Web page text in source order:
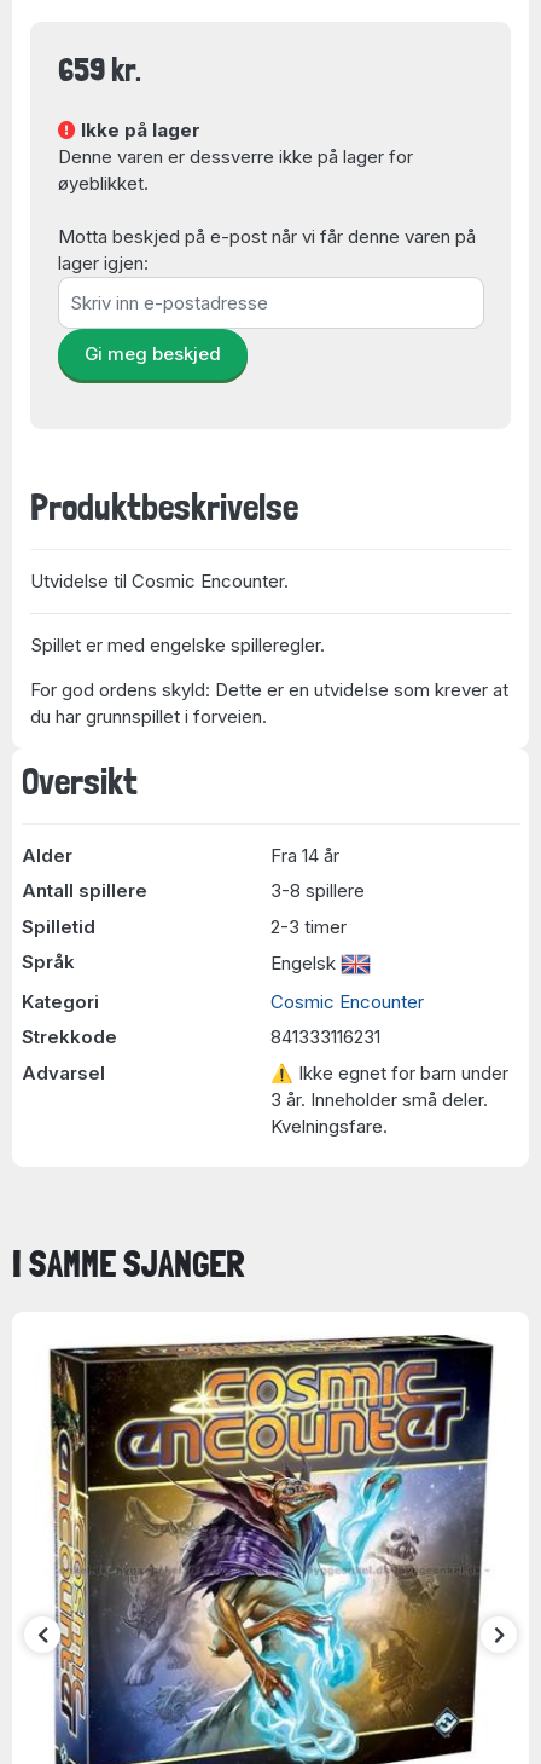
Oversikt
Alder
Fra 14 år
Antall spillere
3-8 spillere
Spilletid
2-3 timer
Språk
Engelsk
Kategori
Cosmic Encounter
Strekkode
841333116231
Advarsel
⚠ Ikke egnet for barn under
3 år. Inneholder små deler.
Kvelningsfare.
659 kr.
Ikke på lager
Denne varen er dessverre ikke på lager for
øyeblikket.
Motta beskjed på e-post når vi får denne varen på
lager igjen:
Gi meg beskjed
Produktbeskrivelse
Utvidelse til Cosmic Encounter.
Spillet er med engelske spilleregler.
For god ordens skyld: Dette er en utvidelse som krever at
du har grunnspillet i forveien.
I SAMME SJANGER